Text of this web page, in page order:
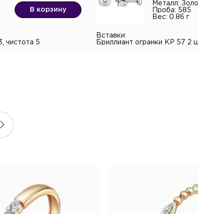
В корзину
чистота 5
Металл:
Проба: 585
Вес: 0.86 г
Вставки:
Бриллиант огранки КР 57 2